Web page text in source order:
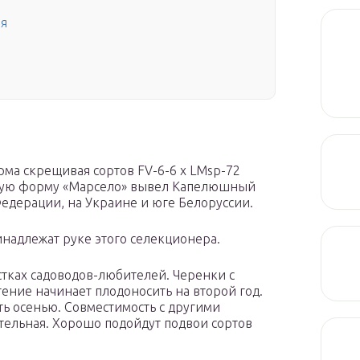
скрещивая сортов FV-6-6 х LMsp-72
форму «Марсело» вывел Капелюшный
на Украине и юге Белоруссии.
руке этого селекционера.
садоводов-любителей. Черенки с
начинает плодоносить на второй год.
осенью. Совместимость с другими
Хорошо подойдут подвои сортов